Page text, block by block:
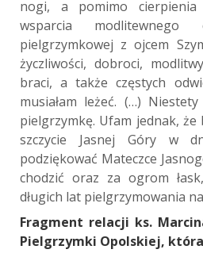
nogi, a pomimo cierpienia
wsparcia
pielgrzymkowej z ojcem
życzliwości, dobroci,
braci, a także częstych
musiałam leżeć. (…)
pielgrzymkę. Ufam jednak, że
szczycie Jasnej Góry w
podziękować Mateczce
chodzić oraz za ogrom
długich lat pielgrzymowania
Fragment relacji ks.
Pielgrzymki Opolskiej, która